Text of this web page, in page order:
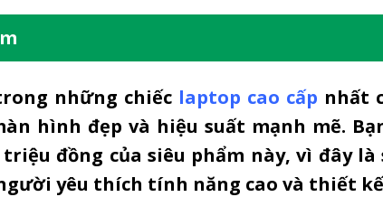
những chiếc laptop cao cấp nhất
hình đẹp và hiệu suất mạnh mẽ.
đồng của siêu phẩm này, vì đây là
yêu thích tính năng cao và thiết